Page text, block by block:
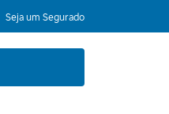
Seja um Segurado